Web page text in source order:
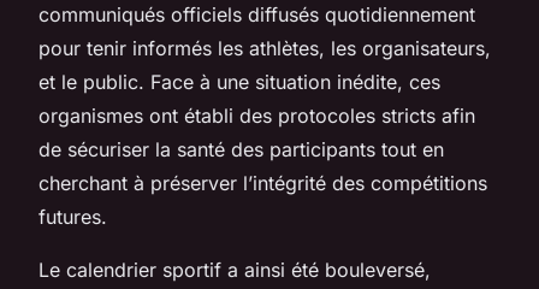
communiqués officiels diffusés quotidiennement
pour tenir informés les athlètes, les organisateurs,
et le public. Face à une situation inédite, ces
organismes ont établi des protocoles stricts afin
de sécuriser la santé des participants tout en
cherchant à préserver l’intégrité des compétitions
futures.
Le calendrier sportif a ainsi été bouleversé,